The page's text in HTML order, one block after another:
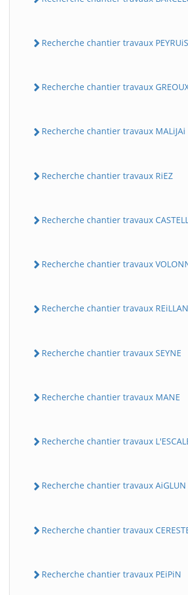
Recherche chantier travaux PEYRUiS
Recherche chantier travaux
Recherche chantier travaux MALiJAi
Recherche chantier travaux RiEZ
Recherche chantier travaux
Recherche chantier travaux
Recherche chantier travaux
Recherche chantier travaux SEYNE
Recherche chantier travaux MANE
Recherche chantier travaux
Recherche chantier travaux AiGLUN
Recherche chantier travaux
Recherche chantier travaux PEiPiN